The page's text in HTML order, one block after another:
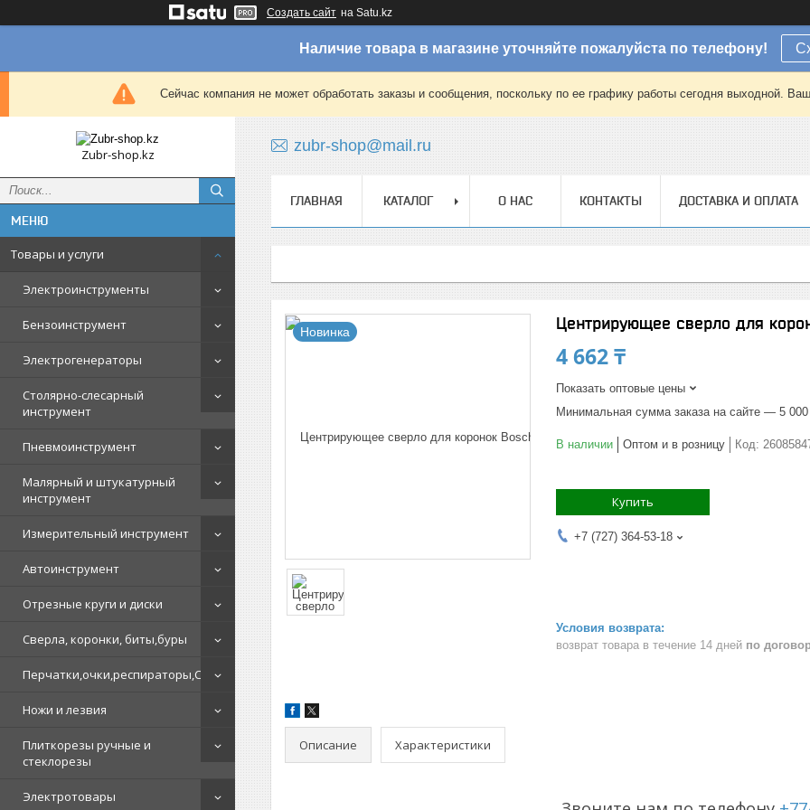
Создать сайт на Satu.kz
Наличие товара в магазине уточняйте пожалуйста по телефону!
Сейчас компания не может обработать заказы и сообщения, поскольку по ее графику работы сегодня выходной.
Zubr-shop.kz
Товары и услуги
Электроинструменты
Бензоинструмент
Электрогенераторы
Столярно-слесарный
инструмент
Пневмоинструмент
Малярный и штукатурный
инструмент
Измерительный инструмент
Автоинструмент
Отрезные круги и диски
Сверла, коронки, биты,буры
Перчатки,очки,респираторы,СИЗ
Ножи и лезвия
Плиткорезы ручные и
стеклорезы
Электротовары
zubr-shop@mail.ru
ГЛАВНАЯ КАТАЛОГ О НАС КОНТАКТЫ ДОСТАВКА И ОПЛАТА
Новинка Центрирующее сверло для
4 662 ₸
Показать оптовые цены
Минимальная сумма заказа на сайте — 5
В наличии Оптом и в розницу Код:
Купить
+7 (727) 364-53-18
возврат товара в течение 14 дней по
Описание Характеристики